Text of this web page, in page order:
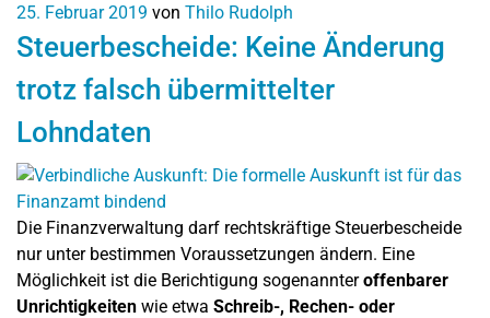
25. Februar 2019 von Thilo Rudolph
Steuerbescheide: Keine Änderung
trotz falsch übermittelter
Lohndaten
Die Finanzverwaltung darf rechtskräftige Steuerbescheide
nur unter bestimmen Voraussetzungen ändern. Eine
Möglichkeit ist die Berichtigung sogenannteroffenbarer
Unrichtigkeiten wie etwa Schreib-, Rechen- oder